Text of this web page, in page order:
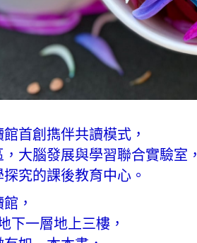
首創擕伴共讀模式，
大腦發展與學習聯合實驗室，
究的課後教育中心。
，
下一層地上三樓，